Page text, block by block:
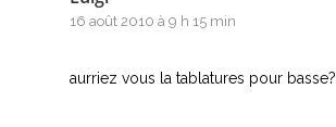
16 août 2010 à 9 h 15 min
aurriez vous la tablatures pour basse?